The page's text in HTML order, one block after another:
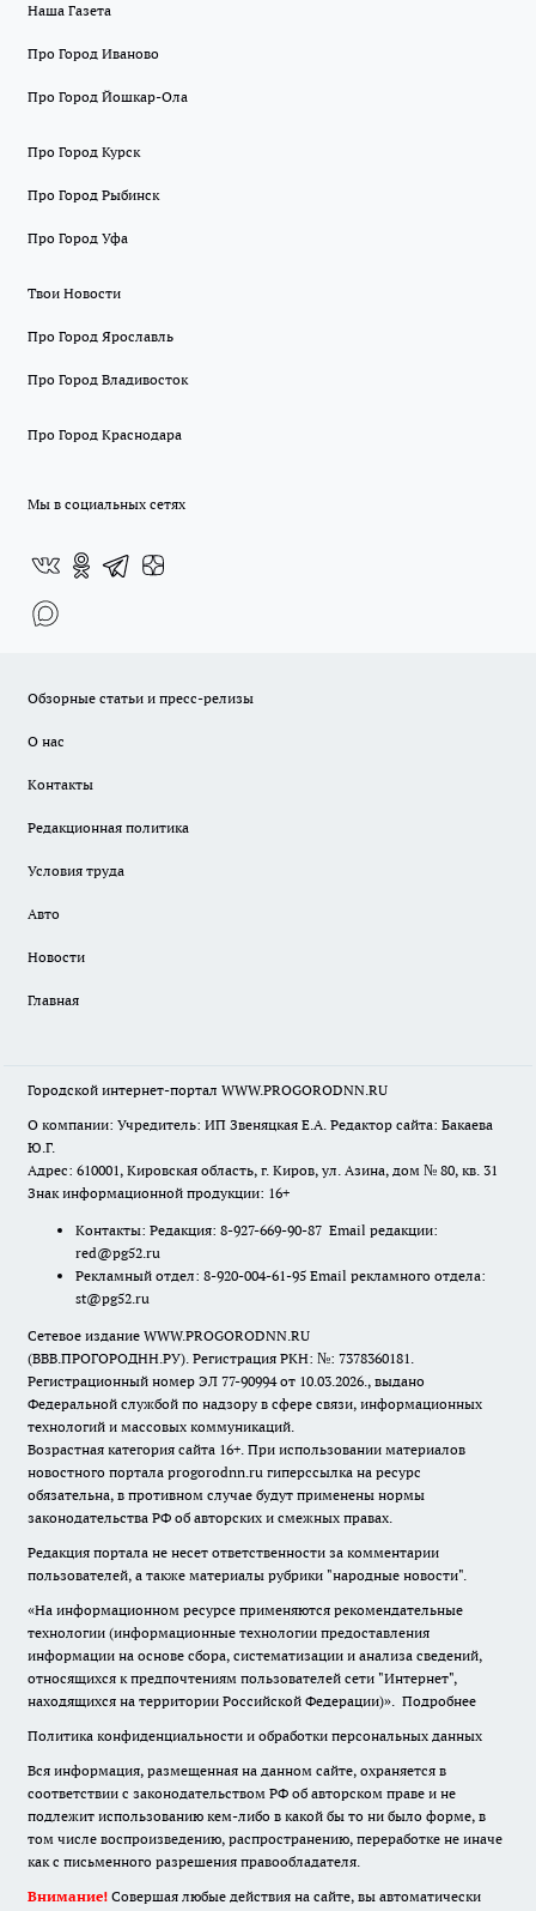
Наша Газета
Про Город Иваново
Про Город Йошкар-Ола
Про Город Курск
Про Город Рыбинск
Про Город Уфа
Твои Новости
Про Город Ярославль
Про Город Владивосток
Про Город Краснодара
Мы в социальных сетях
Обзорные статьи и пресс-релизы
О нас
Контакты
Редакционная политика
Условия труда
Авто
Новости
Главная
Городской интернет-портал WWW.PROGORODNN.RU
О компании: Учредитель: ИП Звеняцкая Е.А. Редактор сайта: Бакаева
Ю.Г.
Адрес: 610001, Кировская область, г. Киров, ул. Азина, дом № 80, кв. 31
Знак информационной продукции: 16+
Контакты: Редакция: 8-927-669-90-87 Email редакции:
red@pg52.ru
Рекламный отдел: 8-920-004-61-95 Email рекламного отдела:
st@pg52.ru
Сетевое издание WWW.PROGORODNN.RU
(ВВВ.ПРОГОРОДНН.РУ). Регистрация РКН: №: 7378360181.
Регистрационный номер ЭЛ 77-90994 от 10.03.2026., выдано
Федеральной службой по надзору в сфере связи, информационных
технологий и массовых коммуникаций.
Возрастная категория сайта 16+. При использовании материалов
новостного портала progorodnn.ru гиперссылка на ресурс
обязательна, в противном случае будут применены нормы
законодательства РФ об авторских и смежных правах.
Редакция портала не несет ответственности за комментарии
пользователей, а также материалы рубрики "народные новости".
«На информационном ресурсе применяются рекомендательные
технологии (информационные технологии предоставления
информации на основе сбора, систематизации и анализа сведений,
относящихся к предпочтениям пользователей сети "Интернет",
находящихся на территории Российской Федерации)». Подробнее
Политика конфиденциальности и обработки персональных данных
Вся информация, размещенная на данном сайте, охраняется в
соответствии с законодательством РФ об авторском праве и не
подлежит использованию кем-либо в какой бы то ни было форме, в
том числе воспроизведению, распространению, переработке не иначе
как с письменного разрешения правообладателя.
Внимание! Совершая любые действия на сайте, вы автоматически